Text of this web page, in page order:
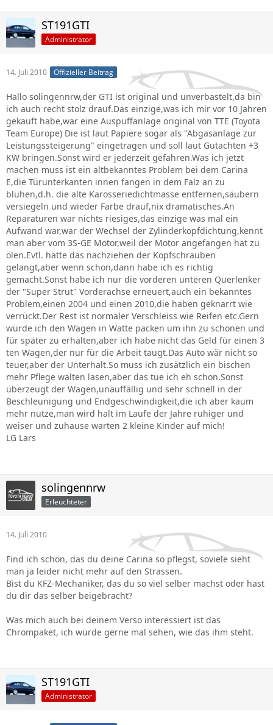
ST191GTI
Administrator
14. Juli 2010 Offizieller Beitrag
Hallo solingennrw,der GTI ist original und unverbastelt,da bin
ich auch recht stolz drauf.Das einzige,was ich mir vor 10 Jahren
gekauft habe,war eine Auspuffanlage original von TTE (Toyota
Team Europe) Die ist laut Papiere sogar als "Abgasanlage zur
Leistungssteigerung" eingetragen und soll laut Gutachten +3
KW bringen.Sonst wird er jederzeit gefahren.Was ich jetzt
machen muss ist ein altbekanntes Problem bei dem Carina
E,die Türunterkanten innen fangen in dem Falz an zu
blühen,d.h. die alte Karosseriedichtmasse entfernen,säubern
versiegeln und wieder Farbe drauf,nix dramatisches.An
Reparaturen war nichts riesiges,das einzige was mal ein
Aufwand war,war der Wechsel der Zylinderkopfdichtung,kennt
man aber vom 3S-GE Motor,weil der Motor angefangen hat zu
ölen.Evtl. hätte das nachziehen der Kopfschrauben
gelangt,aber wenn schon,dann habe ich es richtig
gemacht.Sonst habe ich nur die vorderen unteren Querlenker
der "Super Strut" Vorderachse erneuert,auch ein bekanntes
Problem,einen 2004 und einen 2010,die haben geknarrt wie
verrückt.Der Rest ist normaler Verschleiss wie Reifen etc.Gern
würde ich den Wagen in Watte packen um ihn zu schonen und
für später zu erhalten,aber ich habe nicht das Geld für einen 3
ten Wagen,der nur für die Arbeit taugt.Das Auto wär nicht so
teuer,aber der Unterhalt.So muss ich zusätzlich ein bischen
mehr Pflege walten lasen,aber das tue ich eh schon.Sonst
überzeugt der Wagen,unauffällig und sehr schnell in der
Beschleunigung und Endgeschwindigkeit,die ich aber kaum
mehr nutze,man wird halt im Laufe der Jahre ruhiger und
weiser und zuhause warten 2 kleine Kinder auf mich!
LG Lars
solingennrw
Erleuchteter
14. Juli 2010
Find ich schön, das du deine Carina so pflegst, soviele sieht
man ja leider nicht mehr auf den Strassen.
Bist du KFZ-Mechaniker, das du so viel selber machst oder hast
du dir das selber beigebracht?
Was mich auch bei deinem Verso interessiert ist das
Chrompaket, ich würde gerne mal sehen, wie das ihm steht.
ST191GTI
Administrator